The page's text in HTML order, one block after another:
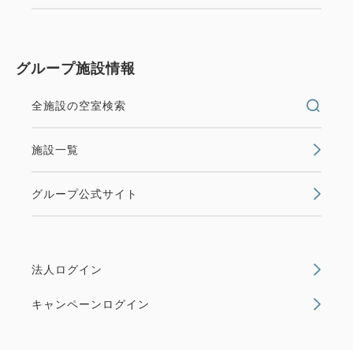
（パシフィコ横浜、横浜赤レンガ倉庫、よこはま
横浜アリーナ（新横浜）約35分、日産スタジア
東京国際フォーラム（有楽町）約25分
京急空港線エアポート急行12分→京急川崎駅よ
グループ施設情報
全施設の空室検索
施設一覧
グループ公式サイト
法人ログイン
キャンペーンログイン